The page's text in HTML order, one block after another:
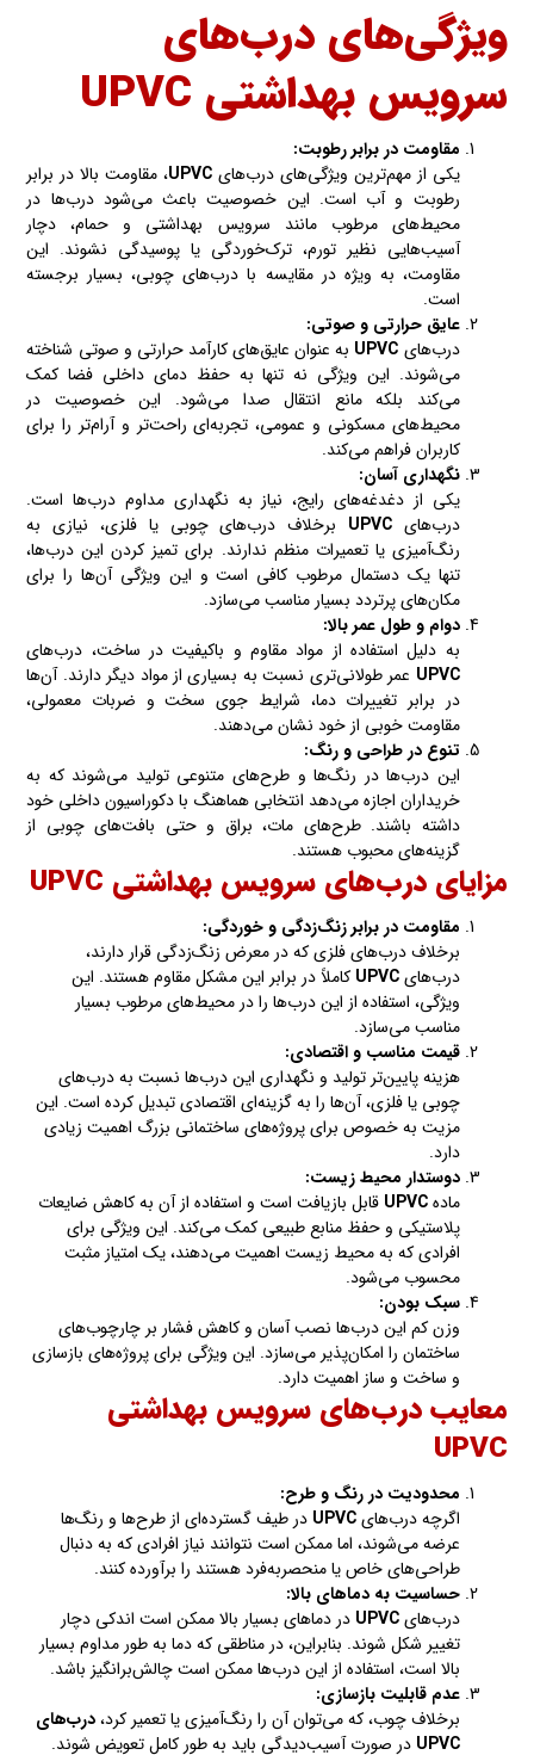
ویژگی‌های درب‌های
سرویس بهداشتی UPVC
مقاومت در برابر رطوبت:
یکی از مهم‌ترین ویژگی‌های درب‌های UPVC، مقاومت بالا در برابر
رطوبت و آب است. این خصوصیت باعث می‌شود درب‌ها در
محیط‌های مرطوب مانند سرویس بهداشتی و حمام، دچار
آسیب‌هایی نظیر تورم، ترک‌خوردگی یا پوسیدگی نشوند. این
مقاومت، به ویژه در مقایسه با درب‌های چوبی، بسیار برجسته
است.
عایق حرارتی و صوتی:
درب‌های UPVC به عنوان عایق‌های کارآمد حرارتی و صوتی شناخته
می‌شوند. این ویژگی نه تنها به حفظ دمای داخلی فضا کمک
می‌کند بلکه مانع انتقال صدا می‌شود. این خصوصیت در
محیط‌های مسکونی و عمومی، تجربه‌ای راحت‌تر و آرام‌تر را برای
کاربران فراهم می‌کند.
نگهداری آسان:
یکی از دغدغه‌های رایج، نیاز به نگهداری مداوم درب‌ها است.
درب‌هایUPVC برخلاف درب‌های چوبی یا فلزی، نیازی به
رنگ‌آمیزی یا تعمیرات منظم ندارند. برای تمیز کردن این درب‌ها،
تنها یک دستمال مرطوب کافی است و این ویژگی آن‌ها را برای
مکان‌های پرتردد بسیار مناسب می‌سازد.
دوام و طول عمر بالا:
به دلیل استفاده از مواد مقاوم و باکیفیت در ساخت، درب‌های
UPVC عمر طولانی‌تری نسبت به بسیاری از مواد دیگر دارند. آن‌ها
در برابر تغییرات دما، شرایط جوی سخت و ضربات معمولی،
مقاومت خوبی از خود نشان می‌دهند.
تنوع در طراحی و رنگ:
این درب‌ها در رنگ‌ها و طرح‌های متنوعی تولید می‌شوند که به
خریداران اجازه می‌دهد انتخابی هماهنگ با دکوراسیون داخلی خود
داشته باشند. طرح‌های مات، براق و حتی بافت‌های چوبی از
گزینه‌های محبوب هستند.
مزایای درب‌های سرویس بهداشتی UPVC
مقاومت در برابر زنگ‌زدگی و خوردگی:
برخلاف درب‌های فلزی که در معرض زنگ‌زدگی قرار دارند،
درب‌هایUPVC کاملاً در برابر این مشکل مقاوم هستند. این
ویژگی، استفاده از این درب‌ها را در محیط‌های مرطوب بسیار
مناسب می‌سازد.
قیمت مناسب و اقتصادی:
هزینه پایین‌تر تولید و نگهداری این درب‌ها نسبت به درب‌های
چوبی یا فلزی، آن‌ها را به گزینه‌ای اقتصادی تبدیل کرده است. این
مزیت به خصوص برای پروژه‌های ساختمانی بزرگ اهمیت زیادی
دارد.
دوستدار محیط زیست:
مادهUPVC قابل بازیافت است و استفاده از آن به کاهش ضایعات
پلاستیکی و حفظ منابع طبیعی کمک می‌کند. این ویژگی برای
افرادی که به محیط زیست اهمیت می‌دهند، یک امتیاز مثبت
محسوب می‌شود.
سبک بودن:
وزن کم این درب‌ها نصب آسان و کاهش فشار بر چارچوب‌های
ساختمان را امکان‌پذیر می‌سازد. این ویژگی برای پروژه‌های بازسازی
و ساخت و ساز اهمیت دارد.
معایب درب‌های سرویس بهداشتی
UPVC
محدودیت در رنگ و طرح:
اگرچه درب‌هایUPVC در طیف گسترده‌ای از طرح‌ها و رنگ‌ها
عرضه می‌شوند، اما ممکن است نتوانند نیاز افرادی که به دنبال
طراحی‌های خاص یا منحصربه‌فرد هستند را برآورده کنند.
حساسیت به دماهای بالا:
درب‌هایUPVC در دماهای بسیار بالا ممکن است اندکی دچار
تغییر شکل شوند. بنابراین، در مناطقی که دما به طور مداوم بسیار
بالا است، استفاده از این درب‌ها ممکن است چالش‌برانگیز باشد.
عدم قابلیت بازسازی:
برخلاف چوب، که می‌توان آن را رنگ‌آمیزی یا تعمیر کرد،درب‌های
UPVC در صورت آسیب‌دیدگی باید به طور کامل تعویض شوند.